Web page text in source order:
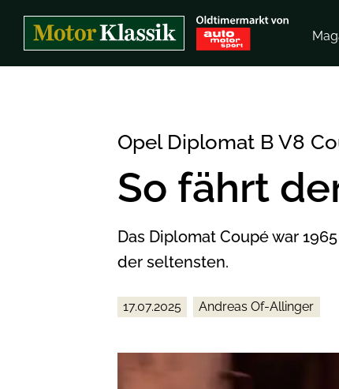
Opel Diplomat B V8
So fährt
Das Diplomat Coupé war
der seltensten.
17.07.2025 Andreas Of-Allinger